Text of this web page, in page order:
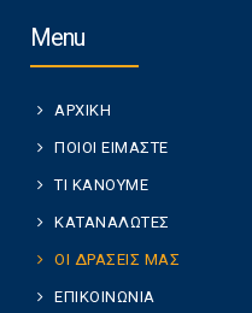
Menu
ΑΡΧΙΚΗ
ΠΟΙΟΙ ΕΙΜΑΣΤΕ
ΤΙ ΚΑΝΟΥΜΕ
ΚΑΤΑΝΑΛΩΤΕΣ
ΟΙ ΔΡΑΣΕΙΣ ΜΑΣ
ΕΠΙΚΟΙΝΩΝΙΑ